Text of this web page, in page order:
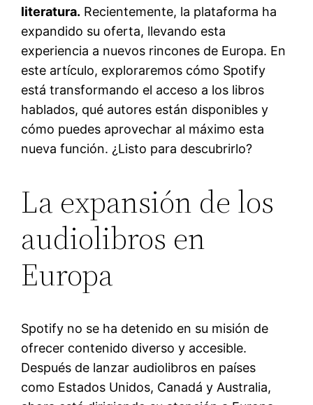
literatura. Recientemente, la plataforma ha
expandido su oferta, llevando esta
experiencia a nuevos rincones de Europa. En
este artículo, exploraremos cómo Spotify
está transformando el acceso a los libros
hablados, qué autores están disponibles y
cómo puedes aprovechar al máximo esta
nueva función. ¿Listo para descubrirlo?
La expansión de los
audiolibros en
Europa
Spotify no se ha detenido en su misión de
ofrecer contenido diverso y accesible.
Después de lanzar audiolibros en países
como Estados Unidos, Canadá y Australia,